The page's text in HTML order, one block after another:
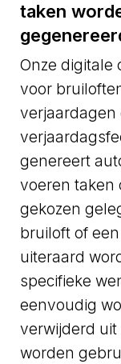
taken
Onze digitale
voor
verjaardagen
genereert
voeren taken
gekozen
bruiloft of
uiteraard
specifieke
eenvoudig
verwijderd uit
worden